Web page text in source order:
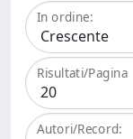
In ordine:
Risultati/Pagina
Autori/Record: